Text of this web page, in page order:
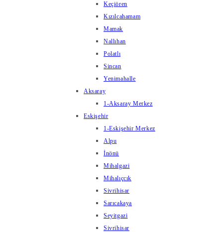
Keçiören
Kızılcahamam
Mamak
Nallıhan
Polatlı
Sincan
Yenimahalle
Aksaray
1-Aksaray Merkez
Eskişehir
1-Eskişehir Merkez
Alpu
İnönü
Mihalgazi
Mihalıçcık
Sivrihisar
Sarıcakaya
Seyitgazi
Sivrihisar